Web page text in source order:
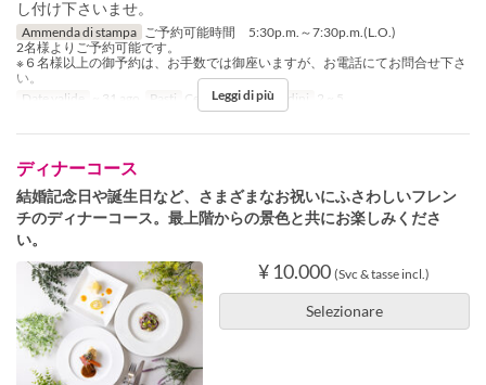
し付け下さいませ。
Ammenda di stampa ご予約可能時間 5:30p.m.～7:30p.m.(L.O.)
2名様よりご予約可能です。
※６名様以上の御予約は、お手数では御座いますが、お電話にてお問合せ下さ
い。
Date valide
~ 31 ago Pasti Cena Limite di ordini 2 ~ 5
Leggi di più
ディナーコース
結婚記念日や誕生日など、さまざまなお祝いにふさわしいフレン
チのディナーコース。最上階からの景色と共にお楽しみくださ
い。
¥ 10.000 (Svc & tasse incl.)
Selezionare